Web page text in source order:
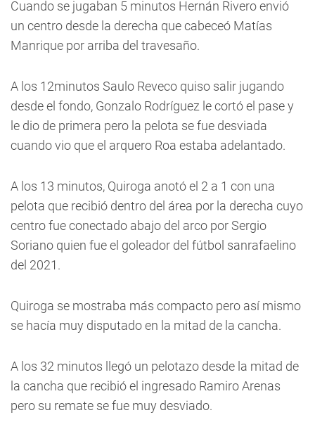
Cuando se jugaban 5 minutos Hernán Rivero envió
un centro desde la derecha que cabeceó Matías
Manrique por arriba del travesaño.
A los 12minutos Saulo Reveco quiso salir jugando
desde el fondo, Gonzalo Rodríguez le cortó el pase y
le dio de primera pero la pelota se fue desviada
cuando vio que el arquero Roa estaba adelantado.
A los 13 minutos, Quiroga anotó el 2 a 1 con una
pelota que recibió dentro del área por la derecha cuyo
centro fue conectado abajo del arco por Sergio
Soriano quien fue el goleador del fútbol sanrafaelino
del 2021.
Quiroga se mostraba más compacto pero así mismo
se hacía muy disputado en la mitad de la cancha.
A los 32 minutos llegó un pelotazo desde la mitad de
la cancha que recibió el ingresado Ramiro Arenas
pero su remate se fue muy desviado.